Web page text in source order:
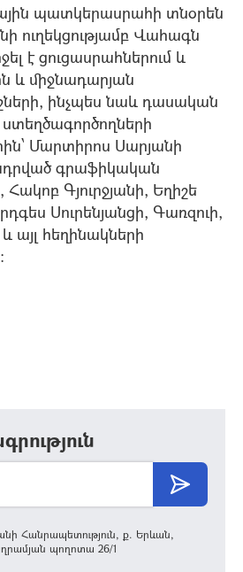
պատկերասրահի տնօրեն
ուղեկցությամբ Վահագն
է ցուցասրահներում և
և միջնադարյան
ինչպես նաև դասական
Մարտիրոս Սարյանի
գրաֆիկական
Գյուրջյանի, Եղիշե
Սուրենյանցի, Գառզուի,
այլ հեղինակների
Հանրապետություն, ք. Երևան,
պողոտա 26/1